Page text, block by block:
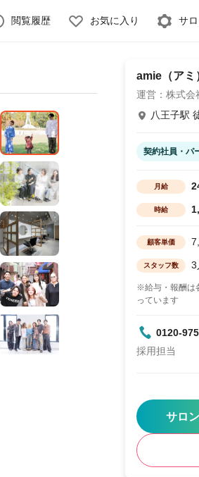
閲覧履歴 お気に入り サ
amie（アミ
運営：株式会
八王子駅
契約社員・パ
月給
時給
顧客単価
スタッフ数 3
※給与・報酬は
っています
0120-
採用担当
サロ